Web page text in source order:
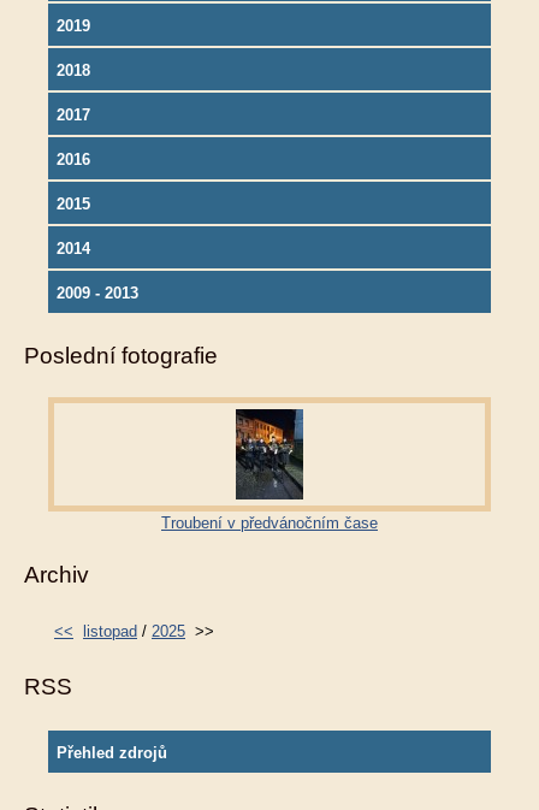
2019
2018
2017
2016
2015
2014
2009 - 2013
Poslední fotografie
Troubení v předvánočním čase
Archiv
<< listopad / 2025 >>
RSS
Přehled zdrojů